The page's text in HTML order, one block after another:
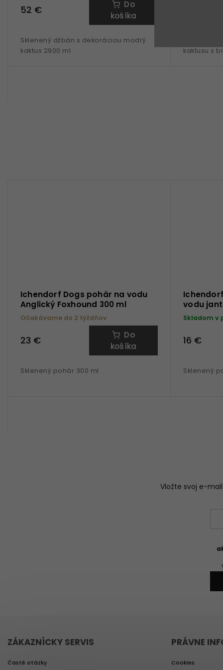
52 €
Do
košíka
Sklenený džbán s dekoráciou modrý
kaktus 2900 ml
kaktusu s
Ichendorf Dogs pohár na vodu
Anglický Foxhound 300 ml
Očakávame do 2 týždňov
23 €
Do
košíka
Sklenený pohár 300 ml
vodu
Skladom v
16 €
Sklenený
Vložte svoj e-
ZÁKAZNÍCKY SERVIS
Časté otázky
PRÁVNE
Cookies